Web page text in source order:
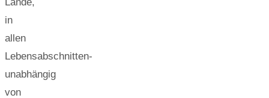
in
allen
Lebensabschnitten-
unabhängig
von